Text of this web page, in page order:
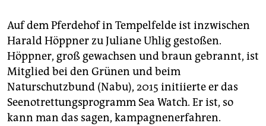
Auf dem Pferdehof in Tempelfelde ist inzwischen
Harald Höppner zu Juliane Uhlig gestoßen.
Höppner, groß gewachsen und braun gebrannt, ist
Mitglied bei den Grünen und beim
Naturschutzbund (Nabu), 2015 initiierte er das
Seenotrettungsprogramm Sea Watch. Er ist, so
kann man das sagen, kampagnenerfahren.